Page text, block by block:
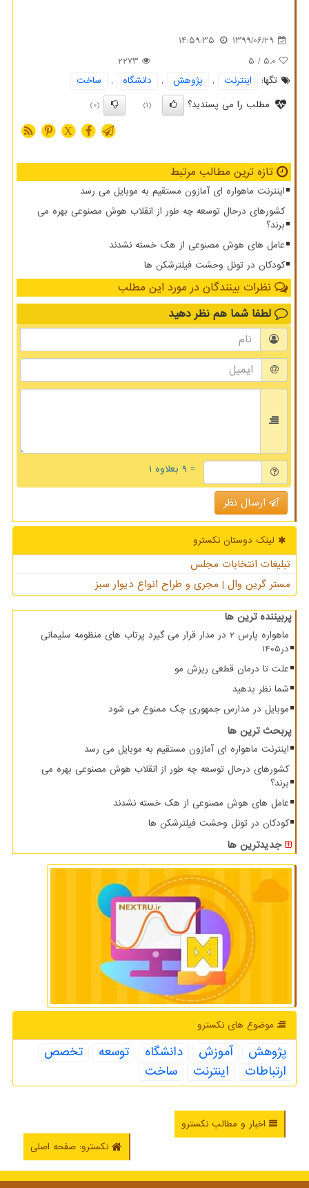
1399/06/29
14:59:35
5.0
/ 5
2273
تگها:
اینترنت , پژوهش , دانشگاه ,
ساخت
مطلب را می پسندید؟
(1)
(0)
X
تازه ترین مطالب مرتبط
اینترنت ماهواره ای آمازون مستقیم به موبایل می رسد
کشورهای درحال توسعه چه طور از انقلاب هوش مصنوعی بهره می
برند؟
عامل های هوش مصنوعی از هک خسته نشدند
کودکان در تونل وحشت فیلترشکن ها
نظرات بینندگان در مورد این مطلب
لطفا شما هم نظر دهید
= ۹ بعلاوه ۱
ارسال نظر
لینک دوستان نكسترو
تبلیغات انتخابات مجلس
مستر گرین وال | مجری و طراح انواع دیوار سبز
پربیننده ترین ها
ماهواره پارس 2 در مدار قرار می گیرد پرتاب های منظومه سلیمانی
در1405
علت تا درمان قطعی ریزش مو
شما نظر بدهید
موبایل در مدارس جمهوری چک ممنوع می شود
پربحث ترین ها
اینترنت ماهواره ای آمازون مستقیم به موبایل می رسد
کشورهای درحال توسعه چه طور از انقلاب هوش مصنوعی بهره می
برند؟
عامل های هوش مصنوعی از هک خسته نشدند
کودکان در تونل وحشت فیلترشکن ها
جدیدترین ها
موضوع های نكسترو
پژوهش آموزش دانشگاه توسعه
تخصص
ارتباطات
اینترنت ساخت
اخبار و مطالب نکسترو
نکسترو: صفحه اصلی